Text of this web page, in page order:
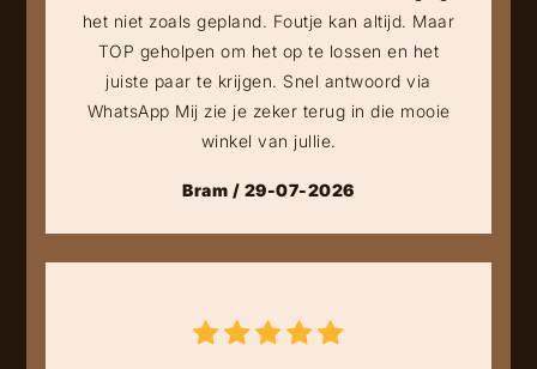
het niet zoals gepland. Foutje kan altijd. Maar
TOP geholpen om het op te lossen en het
juiste paar te krijgen. Snel antwoord via
WhatsApp Mij zie je zeker terug in die mooie
winkel van jullie.
Bram / 29-07-2026